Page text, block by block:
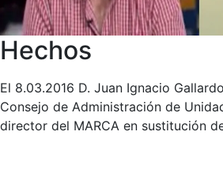
Hechos
El 8.03.2016 D. Juan Ignacio
Consejo de Administración de
director del MARCA en sustitución